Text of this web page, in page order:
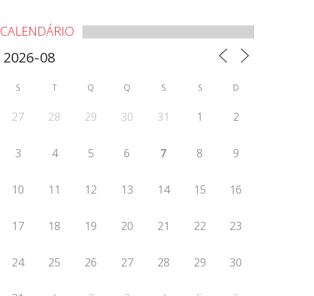
CALENDÁRIO
S T Q Q S S D
27 28 29 30 31 1 2
3 4 5 6 7 8 9
10 11 12 13 14 15 16
17 18 19 20 21 22 23
24 25 26 27 28 29 30